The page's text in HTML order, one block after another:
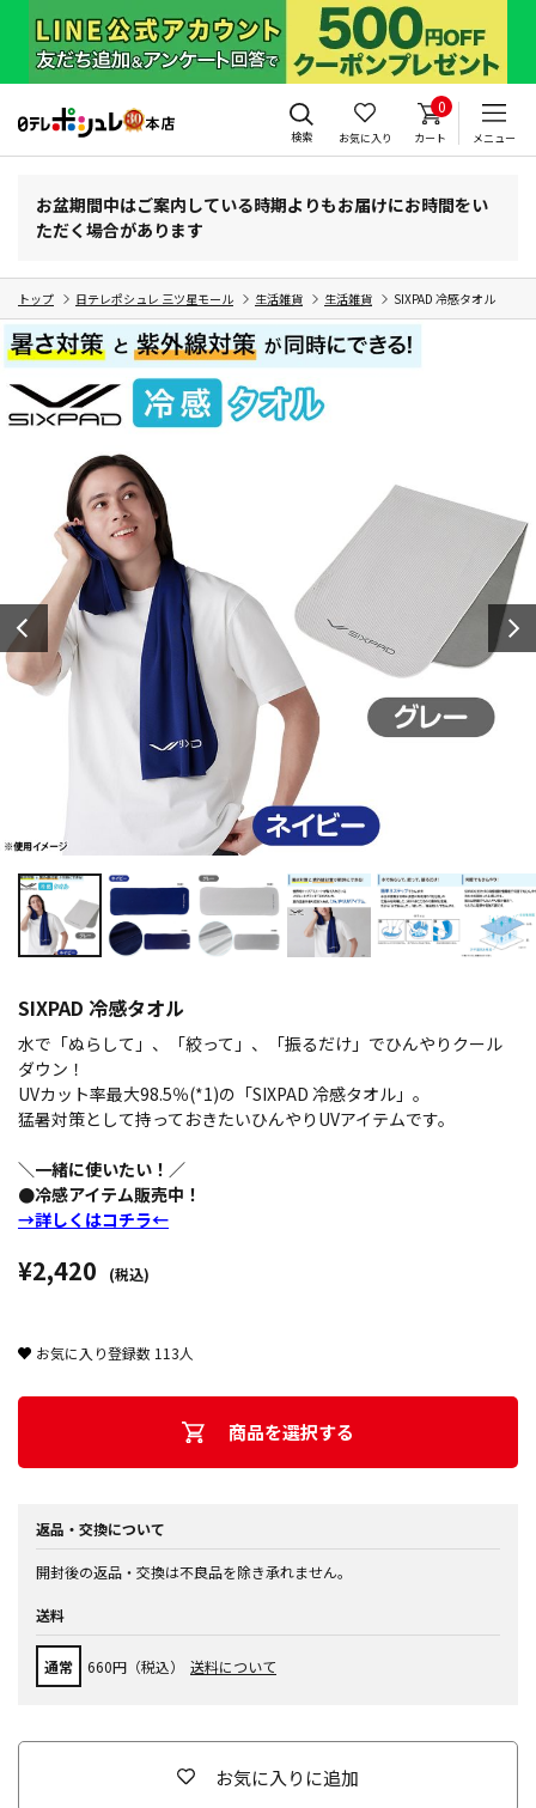
検索 お気に入り
0
カート メニュー
お盆期間中はご案内している時期よりもお届けにお時間をい
ただく場合があります
トップ 日テレポシュレ 三ツ星モール 生活雑貨 生活雑貨 SIXPAD 冷感タオル
SIXPAD 冷感タオル
水で「ぬらして」、「絞って」、「振るだけ」でひんやりクール
ダウン！
UVカット率最大98.5％(*1)の「SIXPAD 冷感タオル」。
猛暑対策として持っておきたいひんやりUVアイテムです。
＼一緒に使いたい！／
●冷感アイテム販売中！
→詳しくはコチラ←
¥2,420 (税込)
お気に入り登録数 113人
商品を選択する
返品・交換について
開封後の返品・交換は不良品を除き承れません。
送料
通常 660円（税込） 送料について
お気に入りに追加